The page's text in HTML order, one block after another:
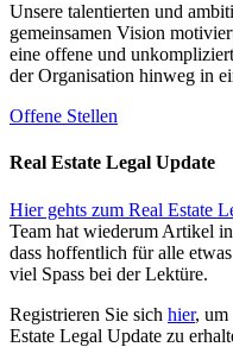
Unsere talentierten und
gemeinsamen Vision
eine offene und
der Organisation hinweg in
Offene Stellen
Real Estate Legal Update
Hier gehts zum Real Estate
Team hat wiederum Artikel
dass hoffentlich für alle
viel Spass bei der Lektüre.
Registrieren Sie sich hier, um
Estate Legal Update zu